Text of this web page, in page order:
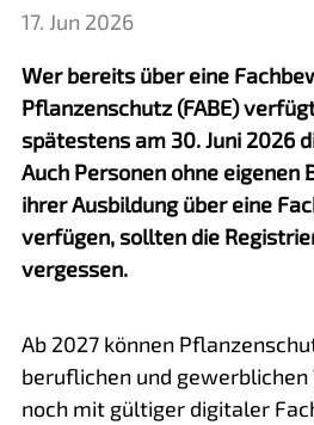
17. Jun 2026
Wer bereits über eine
Pflanzenschutz (FABE)
spätestens am 30. Juni 2026
Auch Personen ohne eigenen
ihrer Ausbildung über eine
verfügen, sollten die
vergessen.
Ab 2027 können
beruflichen und
noch mit gültiger digitaler